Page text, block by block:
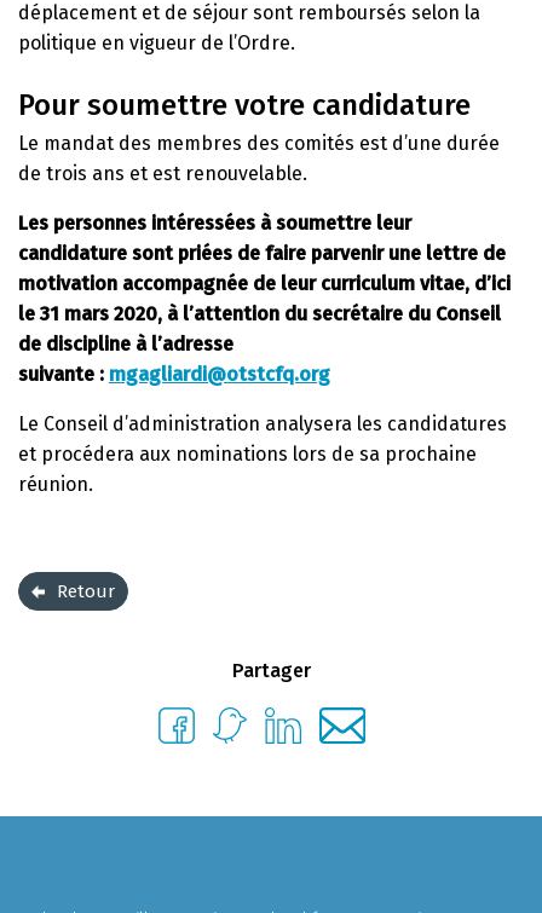
déplacement et de séjour sont remboursés selon la
politique en vigueur de l’Ordre.
Pour soumettre votre candidature
Le mandat des membres des comités est d’une durée
de trois ans et est renouvelable.
Les personnes intéressées à soumettre leur
candidature sont priées de faire parvenir une lettre de
motivation accompagnée de leur curriculum vitae, d’ici
le 31 mars 2020, à l’attention du secrétaire du Conseil
de discipline à l’adresse
suivante : mgagliardi@otstcfq.org
Le Conseil d’administration analysera les candidatures
et procédera aux nominations lors de sa prochaine
réunion.
Retour
Partager